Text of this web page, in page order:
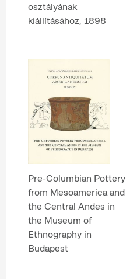
osztályának
kiállításához, 1898
Pre-Columbian Pottery
from Mesoamerica and
the Central Andes in
the Museum of
Ethnography in
Budapest